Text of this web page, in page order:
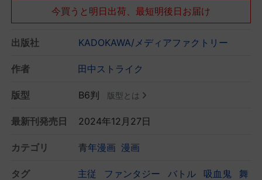
今買うと明日出荷、最短明後日お届け
出版社 KADOKAWA/メディアファクトリー
作者 田中ストライク
版型 B6判 版型とは
最新刊発売日 2024年12月27日
カテゴリ 青年漫画 漫画
タグ 主従 ファンタジー バトル 吸血鬼
舞